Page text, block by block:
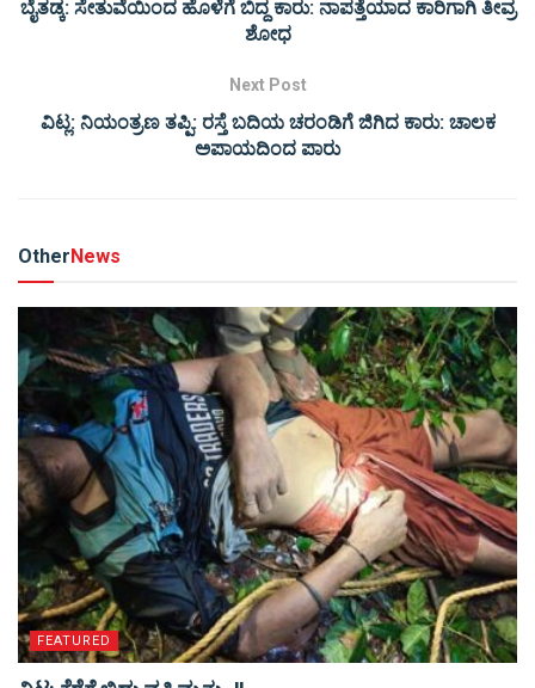
ಬೈತಡ್ಕ: ಸೇತುವೆಯಿಂದ ಹೊಳೆಗೆ ಬಿದ್ದ ಕಾರು: ನಾಪತ್ತೆಯಾದ ಕಾರಿಗಾಗಿ ತೀವ್ರ
ಶೋಧ
Next Post
ವಿಟ್ಲ: ನಿಯಂತ್ರಣ ತಪ್ಪಿ: ರಸ್ತೆ ಬದಿಯ ಚರಂಡಿಗೆ ಜಿಗಿದ ಕಾರು: ಚಾಲಕ
ಅಪಾಯದಿಂದ ಪಾರು
OtherNews
FEATURED